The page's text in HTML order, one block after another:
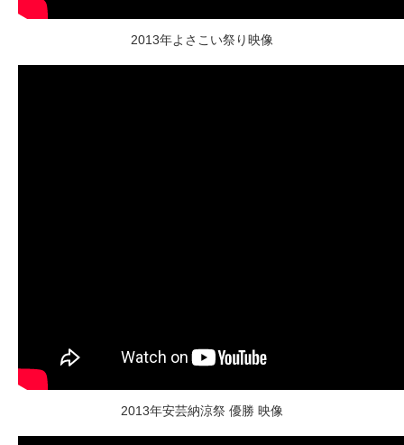
2013年よさこい祭り映像
2013年安芸納涼祭 優勝 映像